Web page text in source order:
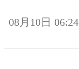
08月10日 06:24